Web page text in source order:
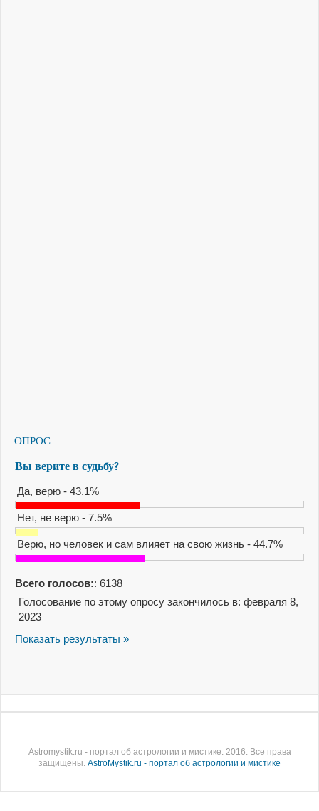
ОПРОС
Вы верите в судьбу?
Да, верю - 43.1%
Нет, не верю - 7.5%
Верю, но человек и сам влияет на свою жизнь - 44.7%
Всего голосов:: 6138
Голосование по этому опросу закончилось в: февраля 8,
2023
Показать результаты »
Astromystik.ru - портал об астрологии и мистике. 2016. Все права
защищены. AstroMystik.ru - портал об астрологии и мистике